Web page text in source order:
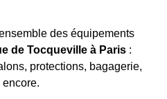
des équipements
de Tocqueville à Paris :
protections, bagagerie,